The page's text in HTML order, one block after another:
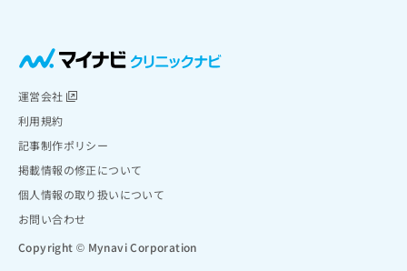
運営会社
利用規約
記事制作ポリシー
掲載情報の修正について
個人情報の取り扱いについて
お問い合わせ
Copyright © Mynavi Corporation